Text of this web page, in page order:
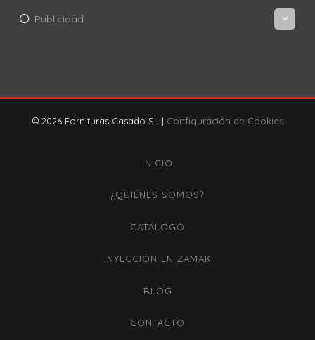
Publicidad
© 2026 Fornituras Casado SL | Configuración de Cookies
INICIO
¿QUIÉNES SOMOS?
CATÁLOGO
INYECCIÓN EN ZAMAK
BLOG
CONTACTO